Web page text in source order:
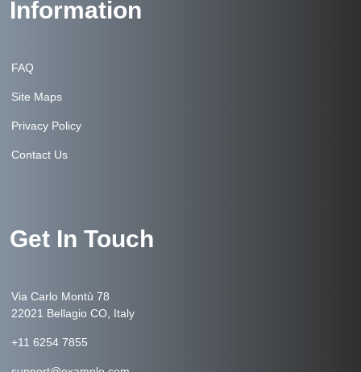
Information
FAQ
Site Maps
Privacy Policy
Contact Us
Get In Touch
Via Carlo Montù 78
22021 Bellagio CO, Italy
+11 6254 7855